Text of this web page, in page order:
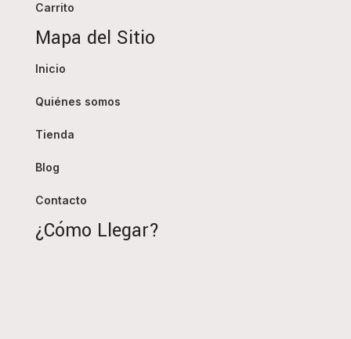
Carrito
Mapa del Sitio
Inicio
Quiénes somos
Tienda
Blog
Contacto
¿Cómo Llegar?